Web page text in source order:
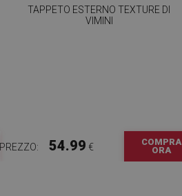
TAPPETO ESTERNO TEXTURE DI
VIMINI
PREZZO: 54.99 €
COMPRA
ORA